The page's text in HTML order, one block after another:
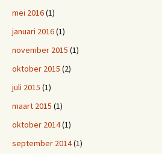
mei 2016(1)
januari 2016(1)
november 2015 (1)
oktober 2015 (2)
juli 2015 (1)
maart 2015 (1)
oktober 2014(1)
september 2014(1)